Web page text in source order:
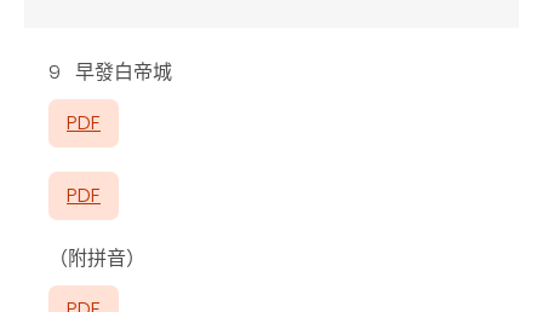
9 早發白帝城
PDF
PDF
（附拼音）